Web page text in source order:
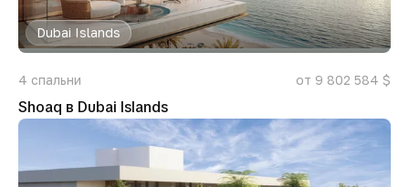
Dubai Islands
4 спальни от 9 802 584 $
Shoaq в Dubai Islands